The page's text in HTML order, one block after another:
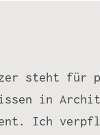
steht für
in
Ich